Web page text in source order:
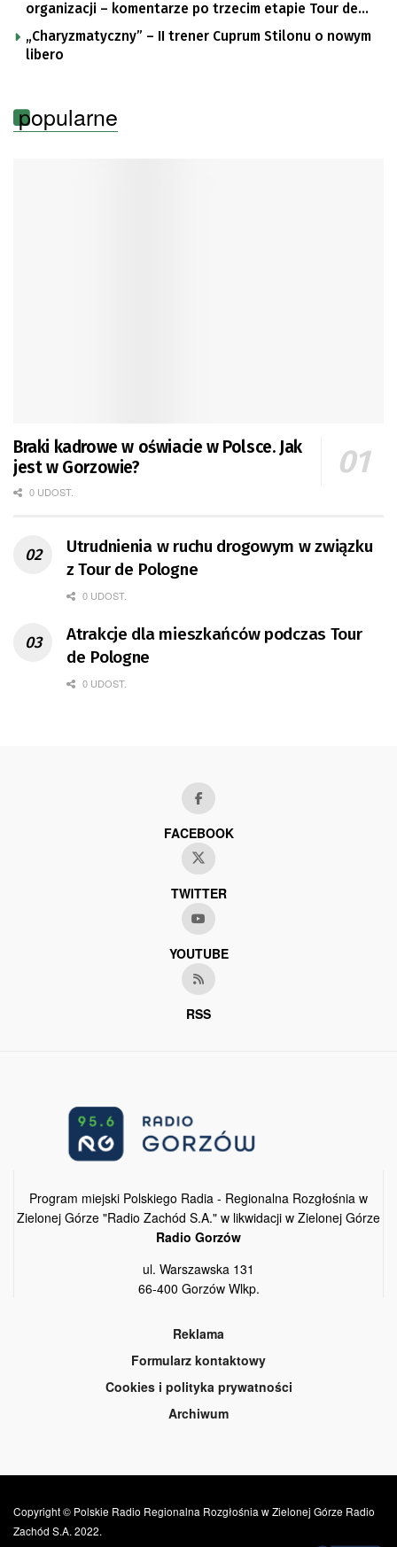
organizacji – komentarze po trzecim etapie Tour de
Pologne
„Charyzmatyczny” – II trener Cuprum Stilonu o nowym
libero
popularne
Braki kadrowe w oświacie w Polsce. Jak
jest w Gorzowie?
0 UDOST.
Utrudnienia w ruchu drogowym w związku
z Tour de Pologne
0 UDOST.
Atrakcje dla mieszkańców podczas Tour
de Pologne
0 UDOST.
FACEBOOK
TWITTER
YOUTUBE
RSS
Program miejski Polskiego Radia - Regionalna Rozgłośnia w
Zielonej Górze "Radio Zachód S.A." w likwidacji w Zielonej Górze
Radio Gorzów
ul. Warszawska 131
66-400 Gorzów Wlkp.
Reklama
Formularz kontaktowy
Cookies i polityka prywatności
Archiwum
Copyright © Polskie Radio Regionalna Rozgłośnia w Zielonej Górze Radio
Zachód S.A. 2022.